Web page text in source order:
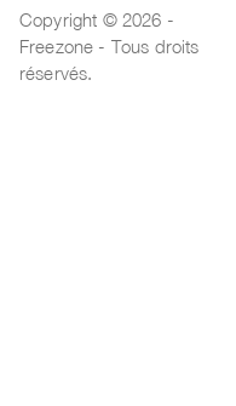
Copyright © 2026 -
Freezone - Tous droits
réservés.